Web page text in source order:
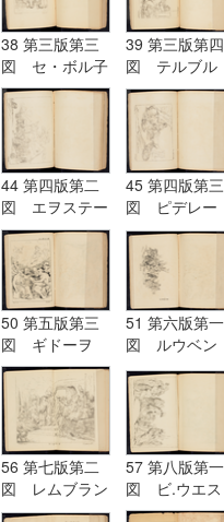
38 第三版第三
図 セ・ボル子
ツト I.Burnet
39 第三版第四
図 テルブル
グ terburg
44 第四版第二
図 エヲステー
ド Aostade
45 第四版第三
図 ピデレー
ル PDeLwer
50 第五版第三
図 ギドーヲ
Guido
51 第六版第一
図 ルウベン
ス Reubens
56 第七版第二
図 レムブラン
ド Rembrandt
57 第八版第一
図 ビ.ウエス
ト B.West